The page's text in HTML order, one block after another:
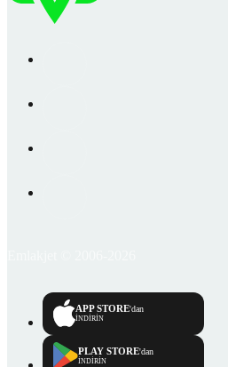
APP STORE'dan
İNDİRİN
PLAY STORE'dan
İNDİRİN